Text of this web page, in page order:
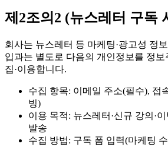
제2조의2 (뉴스레터 구독
회사는 뉴스레터 등 마케팅·광고성 정
입과는 별도로 다음의 개인정보를 정
집·이용합니다.
수집 항목: 이메일 주소(필수), 접
빙)
이용 목적: 뉴스레터·신규 강의·
발송
수집 방법: 구독 폼 입력(마케팅